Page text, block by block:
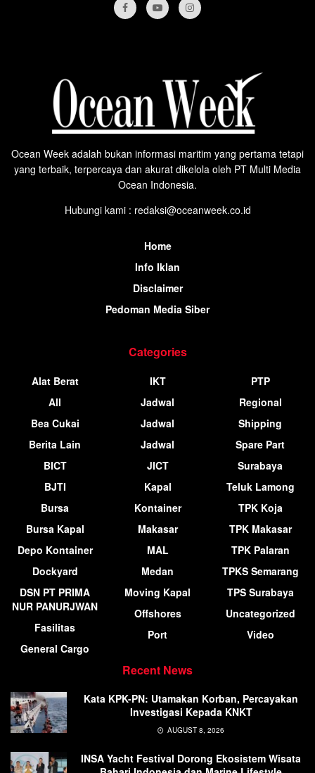
Ocean Week adalah bukan informasi maritim yang pertama tetapi
yang terbaik, terpercaya dan akurat dikelola oleh PT Multi Media
Ocean Indonesia.
Hubungi kami : redaksi@oceanweek.co.id
Home
Info Iklan
Disclaimer
Pedoman Media Siber
Categories
Alat Berat
All
Bea Cukai
Berita Lain
BICT
BJTI
Bursa
Bursa Kapal
Depo Kontainer
Dockyard
DSN PT PRIMA
NUR PANURJWAN
Fasilitas
General Cargo
IKT
Jadwal
Jadwal
Jadwal
JICT
Kapal
Kontainer
Makasar
MAL
Medan
Moving Kapal
Offshores
Port
PTP
Regional
Shipping
Spare Part
Surabaya
Teluk Lamong
TPK Koja
TPK Makasar
TPK Palaran
TPKS Semarang
TPS Surabaya
Uncategorized
Video
Recent News
Kata KPK-PN: Utamakan Korban, Percayakan
Investigasi Kepada KNKT
AUGUST 8, 2026
INSA Yacht Festival Dorong Ekosistem Wisata